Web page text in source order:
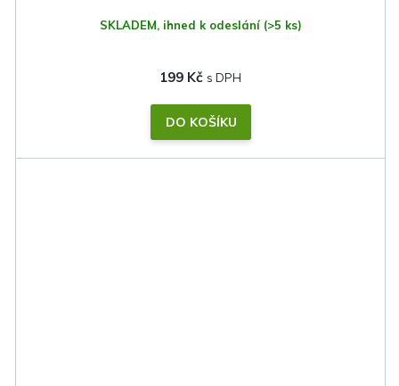
SKLADEM, ihned k odeslání (>5 ks)
199 Kč
DO KOŠÍKU